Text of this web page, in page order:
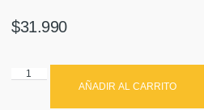
$31.990
AÑADIR AL CARRITO